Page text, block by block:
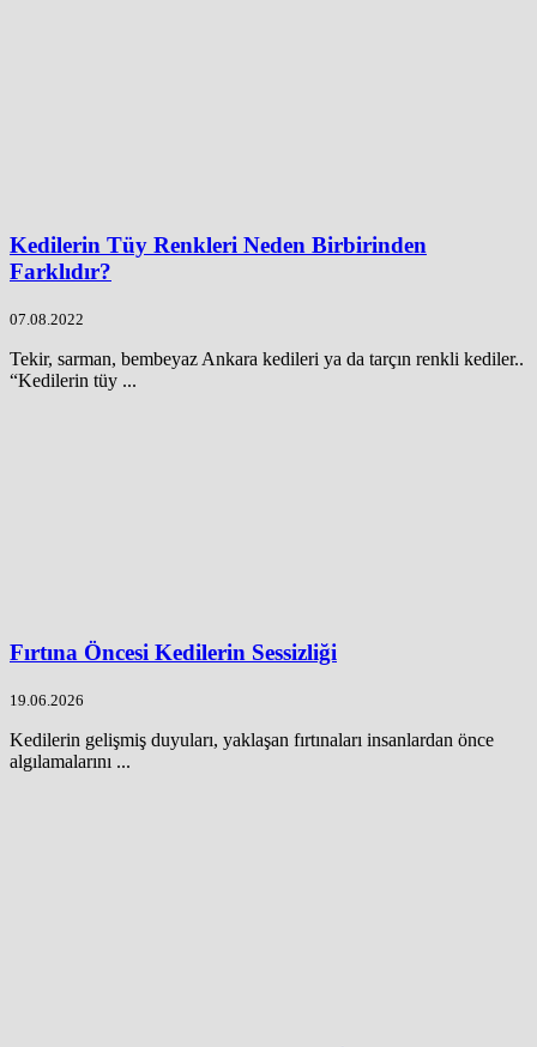
Kedilerin Tüy Renkleri Neden Birbirinden
Farklıdır?
07.08.2022
Tekir, sarman, bembeyaz Ankara kedileri ya da tarçın renkli kediler..
“Kedilerin tüy ...
Fırtına Öncesi Kedilerin Sessizliği
19.06.2026
Kedilerin gelişmiş duyuları, yaklaşan fırtınaları insanlardan önce
algılamalarını ...